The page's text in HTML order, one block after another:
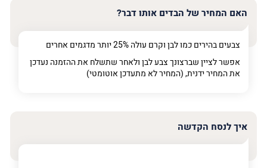
האם המחיר של הבדים אותו דבר?
צבעים בהירים כמו לבן וקרם עולה 25% יותר מדגמים אחרים
אפשר לציין שברצונך צבע לבן ולאחר שתשלח את ההזמנה נעדכן
את המחיר ידנית, (המחיר לא מתעדכן אוטומטי)
איך לנסח הקדשה